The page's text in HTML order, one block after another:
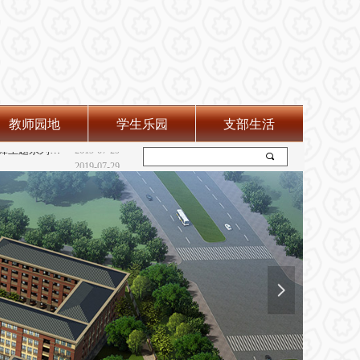
끠
2019-07-29
2019-07-29
教师园地 学生乐园 支部生活
넲